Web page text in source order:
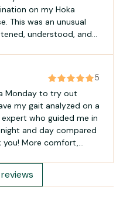
avec fermeture
sur le côté pour
principal
housse flottante pour
on my Hoka
This was an unusual
understood, and
and see you soon.
5
Monday to try out
my gait analyzed on a
who guided me in
and day compared
you! More comfort,